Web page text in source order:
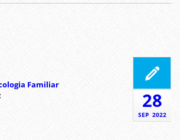
Familiar
28
SEP 2022